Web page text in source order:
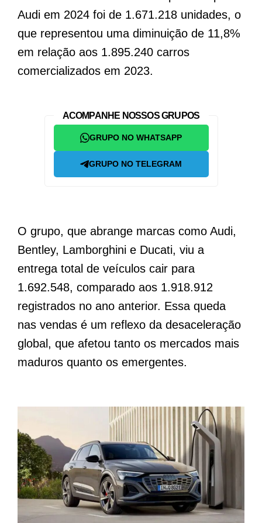
Audi em 2024 foi de 1.671.218 unidades, o
que representou uma diminuição de 11,8%
em relação aos 1.895.240 carros
comercializados em 2023.
ACOMPANHE NOSSOS GRUPOS
GRUPO NO WHATSAPP
GRUPO NO TELEGRAM
O grupo, que abrange marcas como Audi,
Bentley, Lamborghini e Ducati, viu a
entrega total de veículos cair para
1.692.548, comparado aos 1.918.912
registrados no ano anterior. Essa queda
nas vendas é um reflexo da desaceleração
global, que afetou tanto os mercados mais
maduros quanto os emergentes.